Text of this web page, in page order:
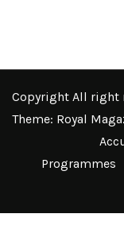
Copyright All right
Theme: Royal
Programmes